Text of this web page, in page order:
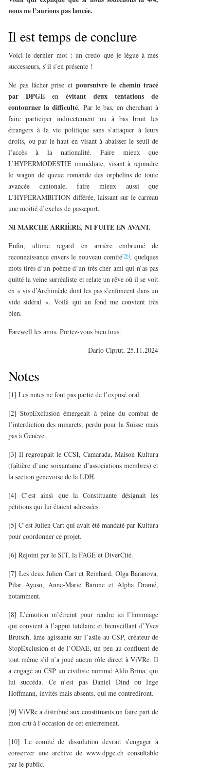
nous ne l’aurions pas lancée.
Il est temps de conclure
Voici le dernier mot : un credo que je lègue à mes
successeurs, s’il s’en présente !
Ne pas lâcher prise etpoursuivre le chemin tracé
par DPGE enévitant deux tentations
de
contourner la difficulté. Par le bas, en cherchant à
faire participer indirectement ou à bas bruit les
étrangers à la vie politique sans s’attaquer à leurs
droits, ou par le haut en visant à abaisser le seuil de
l’accès à la nationalité. Faire mieux que
L’HYPERMODESTIE immédiate, visant à rejoindre
le wagon de queue romande des orphelins de toute
avancée cantonale, faire mieux aussi que
L’HYPERAMBITION différée, laissant sur le carreau
une moitié d’exclus de passeport.
NI MARCHE ARRIÈRE, NI FUITE EN AVANT.
Enfin, ultime regard en arrière embrumé de
reconnaissance envers le nouveau comité[26], quelques
mots tirés d’un poème d’un très cher ami qui n’as pas
quitté la veine surréaliste et relate un rêve où il se voit
en « vis d’Archimède dont les pas s’enfoncent dans un
vide sidéral ». Voilà qui au fond me convient très
bien.
Farewell les amis. Portez-vous bien tous.
Dario Ciprut, 25.11.2024
Notes
[1] Les notes ne font pas partie de l’exposé oral.
[2] StopExclusion émergeait à peine du combat de
l’interdiction des minarets, perdu pour la Suisse mais
pas à Genève.
[3] Il regroupait le CCSI, Camarada, Maison Kultura
(faîtière d’une soixantaine d’associations membres) et
la section genevoise de la LDH.
[4] C’est ainsi que la Constituante désignait les
pétitions qui lui étaient adressées.
[5] C’est Julien Cart qui avait été mandaté par Kultura
pour coordonner ce projet.
[6] Rejoint par le SIT, la FAGE et DiverCité.
[7] Les deux Julien Cart et Reinhard, Olga Baranova,
Pilar Ayuso, Anne-Marie Barone et Alpha Dramé,
notamment.
[8] L’émotion m’étreint pour rendre ici l’hommage
qui convient à l’appui tutélaire et bienveillant d’Yves
Brutsch, âme agissante sur l’asile au CSP, créateur de
StopExclusion et de l’ODAE, un peu au confluent de
tout même s’il n’a joué aucun rôle direct à ViVRe. Il
a engagé au CSP un civiliste nommé Aldo Brina, qui
lui succéda. Ce n’est pas Daniel Dind ou Inge
Hoffmann, invités mais absents, qui me contrediront.
[9] ViVRe a distribué aux constituants un faire part de
mon crû à l’occasion de cet enterrement.
[10] Le comité de dissolution devrait s’engager à
conserver une archive de www.dpge.ch consultable
par le public.